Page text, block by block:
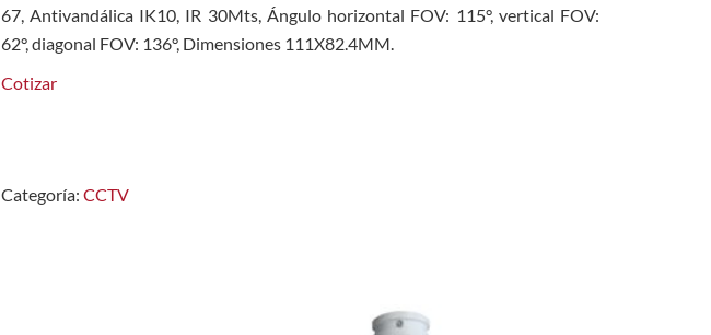
67, Antivandálica IK10, IR 30Mts, Ángulo horizontal FOV: 115°, vertical FOV:
62°, diagonal FOV: 136°, Dimensiones 111X82.4MM.
Cotizar
Categoría: CCTV